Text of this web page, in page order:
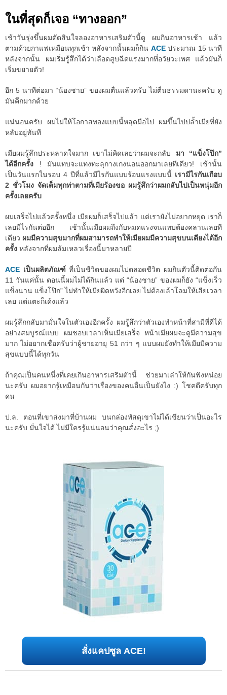
ในที่สุดก็เจอ “ทางออก”
เช้าวันรุ่งขึ้นผมตัดสินใจลองอาหารเสริมตัวนี้ดู ผมกินอาหารเช้า แล้ว
ตามด้วยกาแฟเหมือนทุกเช้า หลังจากนั้นผมก็กิน ACEประมาณ 15 นาที
หลังจากนั้น ผมเริ่มรู้สึกได้ว่าเลือดสูบฉีดแรงมากที่อวัยวะเพศ แล้วมันก็
เริ่มขยายตัว!
อีก 5 นาทีต่อมา “น้องชาย” ของผมตื่นแล้วครับ ไม่ตื่นธรรมดานะครับ ดู
มันคึกมากด้วย
แน่นอนครับ ผมไม่ให้โอกาสทองแบบนี้หลุดมือไป ผมขึ้นไปปล้ำเมียที่ยัง
หลับอยู่ทันที
เมียผมรู้สึกประหลาดใจมาก เขาไม่คิดเลยว่าผมจะกลับ มา “แข็งโป๊ก”
ได้อีกครั้ง ! มันแทบจะแทงทะลุกางเกงนอนออกมาเลยทีเดียว! เช้านั้น
เป็นวันแรกในรอบ 4 ปีที่แล้วมีไรกันแบบร้อนแรงแบบนี้ เรามีไรกันเกือบ
2 ชั่วโมง จัดเต็มทุกท่าตามที่เมียร้องขอ ผมรู้สึกว่าผมกลับไปเป็นหนุ่มอีก
ครั้งเลยครับ
ผมเสร็จไปแล้วครั้งหนึ่ง เมียผมก็เสร็จไปแล้ว แต่เรายังไม่อยากหยุด เราก็
เลยมีไรกันต่ออีก เช้านั้นเมียผมถึงกับหมดแรงจนแทบต้องคลานเลยที
เดียว ผมมีความสุขมากที่ผมสามารถทำให้เมียผมมีความสุขบนเตียงได้อีก
ครั้ง หลังจากที่ผมล้มเหลวเรื่องนี้มาหลายปี
ACE เป็นผลิตภัณฑ์ที่เป็นชีวิตของผมไปตลอดชีวิต ผมกินตัวนี้ติดต่อกัน
11 วันแค่นั้น ตอนนี้ผมไม่ได้กินแล้ว แต่ “น้องชาย” ของผมก็ยัง “แข็งเร็ว
แข็งนาน แข็งโป๊ก” ไม่ทำให้เมียผิดหวังอีกเลย ไม่ต้องเล้าโลมให้เสียเวลา
เลย แต่แตะก็เด้งแล้ว
ผมรู้สึกกลับมามั่นใจในตัวเองอีกครั้ง ผมรู้สึกว่าตัวเองทำหน้าที่สามีที่ดีได้
อย่างสมบูรณ์แบบ ผมชอบเวลาเห็นเมียเสร็จ หน้าเมียผมจะดูมีความสุข
มาก ไม่อยากเชื่อครับว่าผู้ชายอายุ 51 กว่า ๆ แบบผมยังทำให้เมียมีความ
สุขแบบนี้ได้ทุกวัน
ถ้าคุณเป็นคนหนึ่งที่เคยเกินอาหารเสริมตัวนี้ ช่วยมาเล่าให้กันฟังหน่อย
นะครับ ผมอยากรู้เหมือนกันว่าเรื่องของคนอื่นเป็นยังไง :) โชคดีครับทุก
คน
ป.ล. ตอนที่เขาส่งมาที่บ้านผม บนกล่องพัสดุเขาไม่ได้เขียนว่าเป็นอะไร
นะครับ มั่นใจได้ ไม่มีใครรู้แน่นอนว่าคุณสั่งอะไร ;)
สั่งแคปซูล ACE!